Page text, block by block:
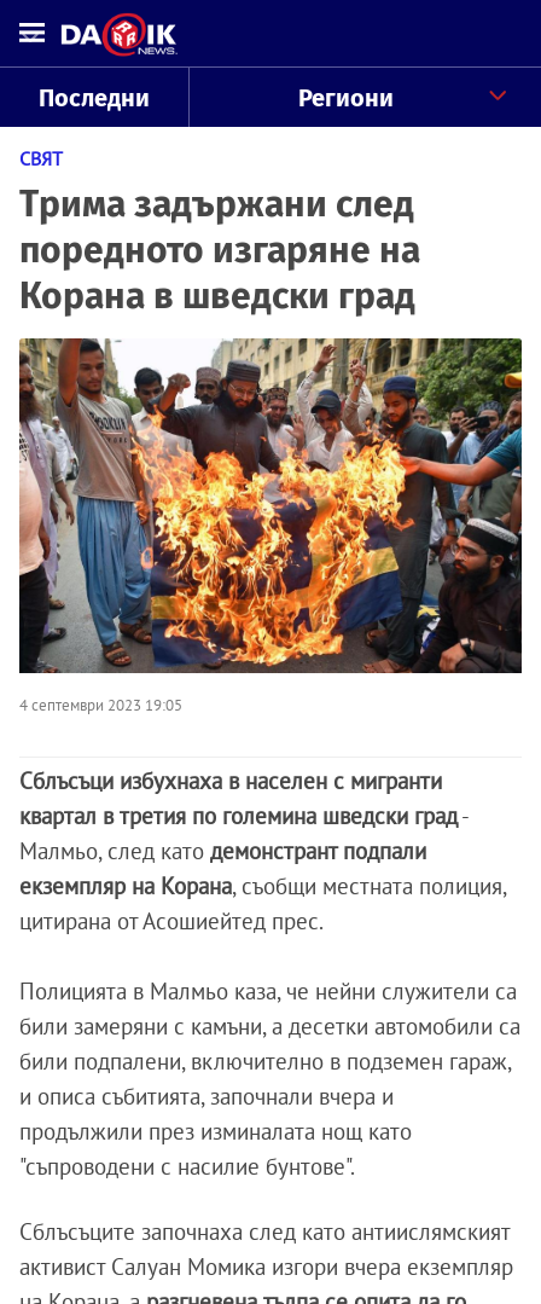
Последни Региони
СВЯТ
Трима задържани след
поредното изгаряне на
Корана в шведски град
4 септември 2023 19:05
Сблъсъци избухнаха в населен с мигранти
квартал в третия по големина шведски град-
Малмьо, след като демонстрант подпали
екземпляр на Корана, съобщи местната полиция,
цитирана от Асошиейтед прес.
Полицията в Малмьо каза, че нейни служители са
били замеряни с камъни, а десетки автомобили са
били подпалени, включително в подземен гараж,
и описа събитията, започнали вчера и
продължили през изминалата нощ като
"съпроводени с насилие бунтове".
Сблъсъците започнаха след като антиислямският
активист Салуан Момика изгори вчера екземпляр